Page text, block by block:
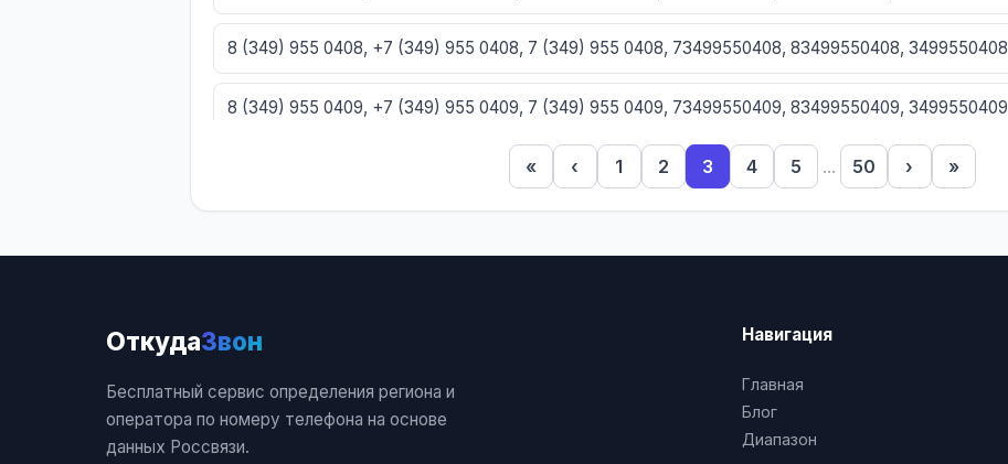
8 (349) 955 0408, +7 (349) 955 0408, 7 (349) 955 0408, 73499550408, 83499550408, 3499550408
8 (349) 955 0409, +7 (349) 955 0409, 7 (349) 955 0409, 73499550409, 83499550409, 3499550409
8 (349) 955 0410, +7 (349) 955 0410, 7 (349) 955 0410, 73499550410, 83499550410, 3499550410
8 (349) 955 0413, +7 (349) 955 0413, 7 (349) 955 0413, 73499550413, 83499550413, 3499550413
8 (349) 955 0414, +7 (349) 955 0414, 7 (349) 955 0414, 73499550414, 83499550414, 3499550414
« ‹ 1 2 3 4 5 ... 50 › »
ОткудаЗвон
Бесплатный сервис определения региона и
оператора по номеру телефона на основе
данных Россвязи.
Навигация
Главная
Блог
Диапазон